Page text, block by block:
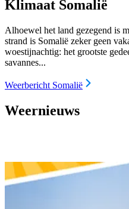
Klimaat Somalië
Alhoewel het land gezegend is
strand is Somalië zeker geen
woestijnachtig: het grootste
savannes...
Weerbericht Somalië
Weernieuws